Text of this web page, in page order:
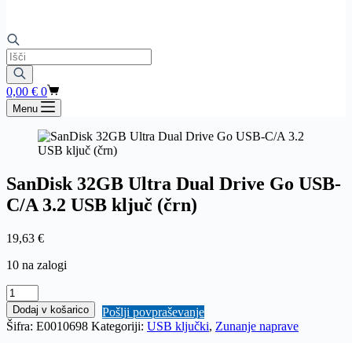
Products
search
Shopping
cart
0,00 € 0
Menu
SanDisk 32GB Ultra Dual Drive Go USB-
C/A 3.2 USB ključ (črn)
19,63 €
10 na zalogi
SanDisk
32GB
Ultra
Dual
Dodaj v košarico
Pošlji povpraševanje
Šifra: E0010698 Kategoriji: USB ključki, Zunanje naprave